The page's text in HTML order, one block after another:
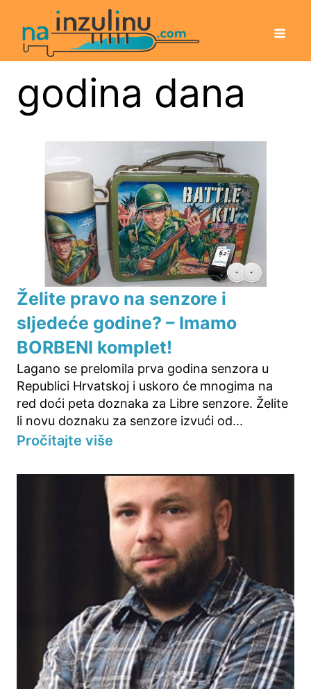
godina dana
Želite pravo na senzore i
sljedeće godine? – Imamo
BORBENI komplet!
Lagano se prelomila prva godina senzora u
Republici Hrvatskoj i uskoro će mnogima na
red doći peta doznaka za Libre senzore. Želite
li novu doznaku za senzore izvući od...
Pročitajte više